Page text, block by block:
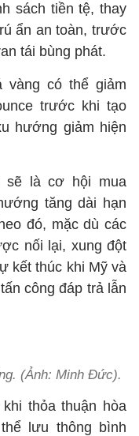
sách tiền tệ, thay
ẩn an toàn, trước
tái bùng phát.
vàng có thể giảm
trước khi tạo
hướng giảm hiện
sẽ là cơ hội mua
tăng dài hạn
đó, mặc dù các
nối lại, xung đột
kết thúc khi Mỹ và
công đáp trả lẫn
(Ảnh: Minh Đức).
thỏa thuận hòa
lưu thông bình